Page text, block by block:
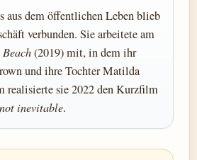
aus dem öffentlichen Leben blieb
verbunden. Sie arbeitete am
(2019) mit, in dem ihr
und ihre Tochter Matilda
realisierte sie 2022 den Kurzfilm
inevitable.